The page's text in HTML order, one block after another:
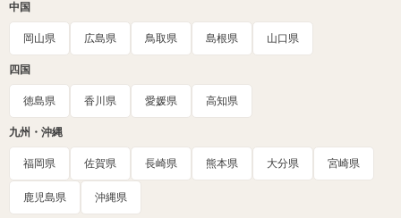
中国
岡山県 広島県 鳥取県 島根県 山口県
四国
徳島県 香川県 愛媛県 高知県
九州・沖縄
福岡県 佐賀県 長崎県 熊本県 大分県 宮崎県
鹿児島県 沖縄県